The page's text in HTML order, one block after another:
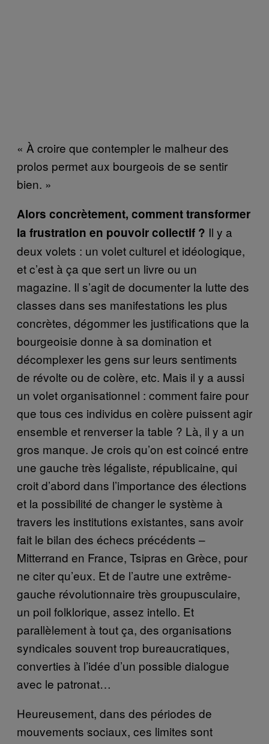
« À croire que contempler le malheur des
prolos permet aux bourgeois de se sentir
bien. »
Alors concrètement, comment transformer
la frustration en pouvoir collectif ? Il y a
deux volets : un volet culturel et idéologique,
et c’est à ça que sert un livre ou un
magazine. Il s’agit de documenter la lutte des
classes dans ses manifestations les plus
concrètes, dégommer les justifications que la
bourgeoisie donne à sa domination et
décomplexer les gens sur leurs sentiments
de révolte ou de colère, etc. Mais il y a aussi
un volet organisationnel : comment faire pour
que tous ces individus en colère puissent agir
ensemble et renverser la table ? Là, il y a un
gros manque. Je crois qu’on est coincé entre
une gauche très légaliste, républicaine, qui
croit d’abord dans l’importance des élections
et la possibilité de changer le système à
travers les institutions existantes, sans avoir
fait le bilan des échecs précédents –
Mitterrand en France, Tsipras en Grèce, pour
ne citer qu’eux. Et de l’autre une extrême-
gauche révolutionnaire très groupusculaire,
un poil folklorique, assez intello. Et
parallèlement à tout ça, des organisations
syndicales souvent trop bureaucratiques,
converties à l’idée d’un possible dialogue
avec le patronat…
Heureusement, dans des périodes de
mouvements sociaux, ces limites sont